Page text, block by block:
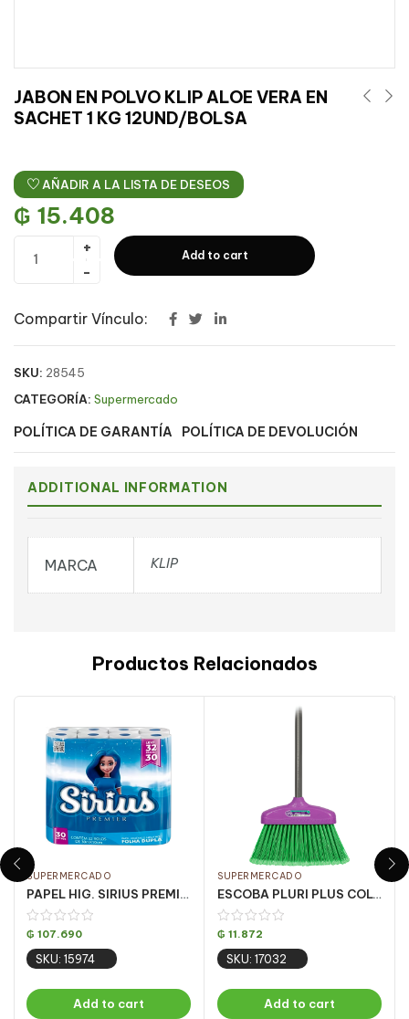
JABON EN POLVO KLIP ALOE VERA EN
SACHET 1 KG 12UND/BOLSA
AÑADIR A LA LISTA DE DESEOS
₲ 15.408
Add to cart
Compartir Vínculo:
SKU: 28545
CATEGORÍA: Supermercado
POLÍTICA DE GARANTÍA POLÍTICA DE DEVOLUCIÓN
ADDITIONAL INFORMATION
MARCA KLIP
Productos Relacionados
SUPERMERCADO
PAPEL HIG. SIRIUS PREMIER HOJA DOBLE 2X32X30
₲ 107.690
SKU: 15974
Add to cart
SUPERMERCADO
ESCOBA PLURI PLUS COLORIDA C/ MANGO REF 336 CJ C/ 12
₲ 11.872
SKU: 17032
Add to cart